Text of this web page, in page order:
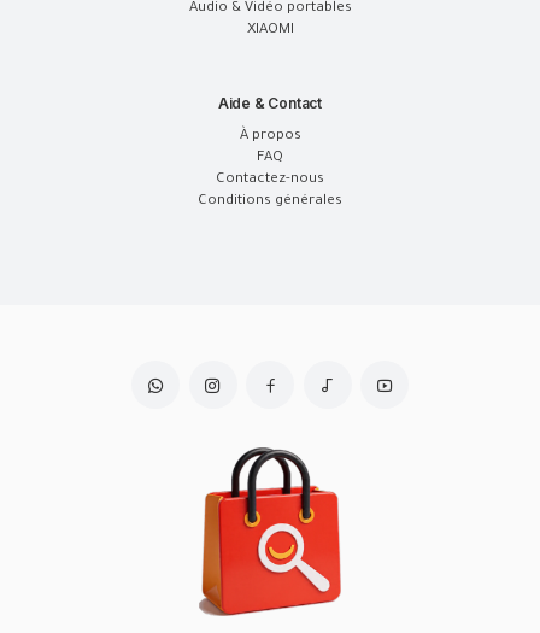
Audio & Vidéo portables
XIAOMI
Aide & Contact
À propos
FAQ
Contactez-nous
Conditions générales